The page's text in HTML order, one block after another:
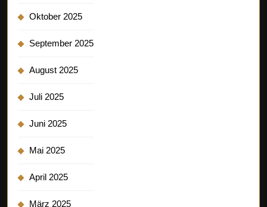
Oktober 2025
September 2025
August 2025
Juli 2025
Juni 2025
Mai 2025
April 2025
März 2025